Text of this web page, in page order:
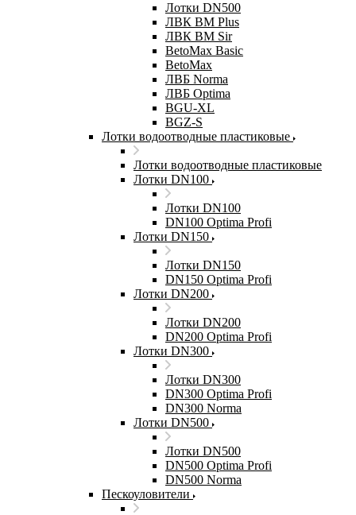
Лотки DN500
ЛВК ВМ Plus
ЛВК ВМ Sir
BetoMax Basic
BetoMax
ЛВБ Norma
ЛВБ Optima
BGU-XL
BGZ-S
Лотки водоотводные пластиковые
Лотки водоотводные пластиковые
Лотки DN100
Лотки DN100
DN100 Optima Profi
Лотки DN150
Лотки DN150
DN150 Optima Profi
Лотки DN200
Лотки DN200
DN200 Optima Profi
Лотки DN300
Лотки DN300
DN300 Optima Profi
DN300 Norma
Лотки DN500
Лотки DN500
DN500 Optima Profi
DN500 Norma
Пескоуловители